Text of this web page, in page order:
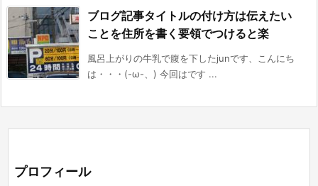
ブログ記事タイトルの付け方は伝えたい
ことを住所を書く要領でつけると楽
風呂上がりの牛乳で腹を下したjunです、こんにち
は・・・(-ω-、) 今回はです ...
プロフィール